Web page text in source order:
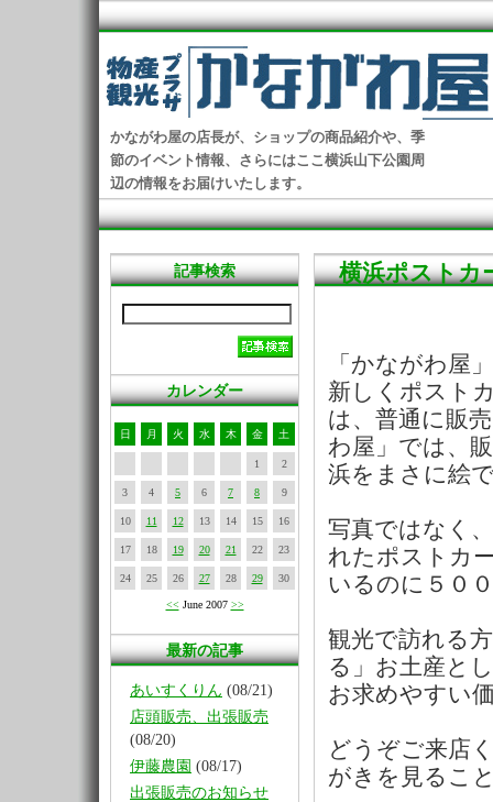
かながわ屋の店長が、ショップの商品紹介や、季
節のイベント情報、さらにはここ横浜山下公園周
辺の情報をお届けいたします。
記事検索
カレンダー
日 月 火 水 木 金 土
1 2
3 4 5 6 7 8 9
10 11 12 13 14 15 16
17 18 19 20 21 22 23
24 25 26 27 28 29 30
<< June 2007 >>
最新の記事
あいすくりん (08/21)
店頭販売、出張販売
(08/20)
伊藤農園 (08/17)
出張販売のお知らせ
横浜ポストカ
「かながわ屋
新しくポスト
は、普通に販
わ屋」では、
浜をまさに絵
写真ではなく
れたポストカ
いるのに５０
観光で訪れる
る」お土産と
お求めやすい
どうぞご来店
がきを見るこ